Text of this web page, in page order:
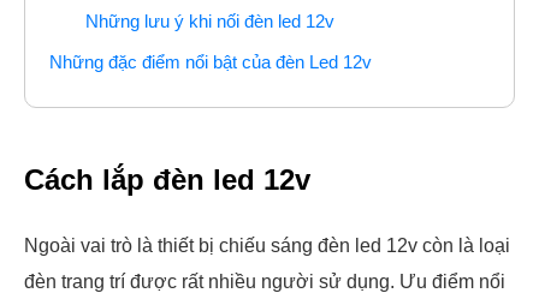
Những lưu ý khi nối đèn led 12v
Những đặc điểm nổi bật của đèn Led 12v
Cách lắp đèn led 12v
Ngoài vai trò là thiết bị chiếu sáng đèn led 12v còn là loại
đèn trang trí được rất nhiều người sử dụng. Ưu điểm nổi